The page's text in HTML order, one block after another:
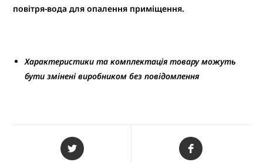
повітря-вода для опалення приміщення.
Характеристики та комплектація товару можуть
бути змінені виробником без повідомлення